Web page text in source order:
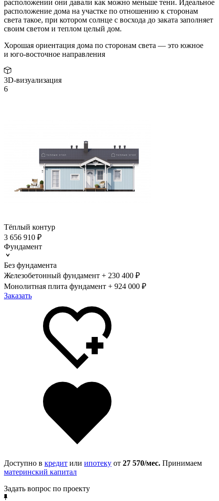
расположении они давали как можно меньше тени. Идеальное
расположение дома на участке по отношению к сторонам
света такое, при котором солнце с восхода до заката заполняет
своим светом и теплом целый дом.
Хорошая ориентация дома по сторонам света — это южное
и юго-восточное направления
3D-визуализация
6
Тёплый контур
3 656 910 ₽
Фундамент
Без фундамента
Железобетонный фундамент + 230 400 ₽
Монолитная плита фундамент + 924 000 ₽
Заказать
Доступно в кредит или ипотеку от 27 570/мес. Принимаем
материнский капитал
Задать вопрос по проекту